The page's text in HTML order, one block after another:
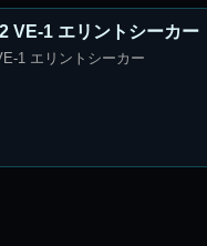
VE-1 エリントシーカー
1 エリントシーカー